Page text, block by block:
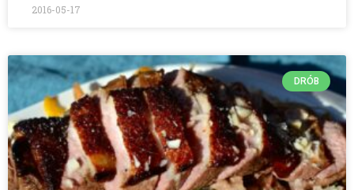
2016-05-17
DRÓB